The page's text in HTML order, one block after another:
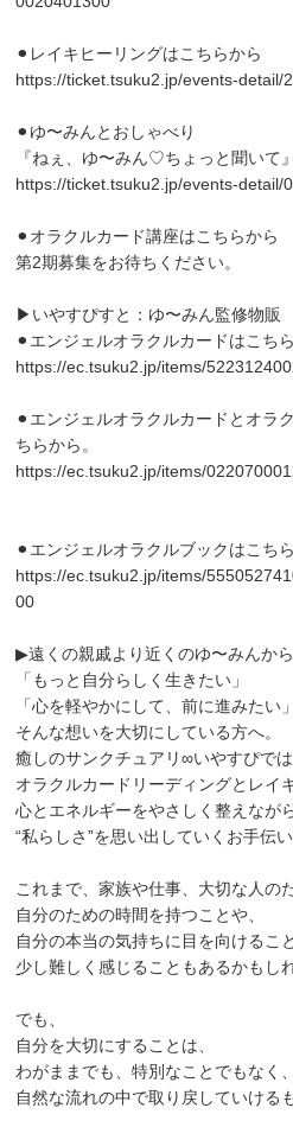
⚫︎レイキヒーリングはこちらから
https://ticket.tsuku2.jp/events-detail/
⚫︎ゆ〜みんとおしゃべり
『ねぇ、ゆ〜みん♡ちょっと聞いて
https://ticket.tsuku2.jp/events-detail/
⚫︎オラクルカード講座はこちらから
第2期募集をお待ちください。
▶︎いやすぴすと：ゆ〜みん監修物販
⚫︎エンジェルオラクルカードはこちら
https://ec.tsuku2.jp/items/
⚫︎エンジェルオラクルカードとオラ
ちらから。
https://ec.tsuku2.jp/items/
⚫︎エンジェルオラクルブックはこちら
https://ec.tsuku2.jp/items/
00
▶︎遠くの親戚より近くのゆ〜みんか
「もっと自分らしく生きたい」
「心を軽やかにして、前に進みたい」
そんな想いを大切にしている方へ。
癒しのサンクチュアリ∞いやすぴでは
オラクルカードリーディングとレイ
心とエネルギーをやさしく整えながら
“私らしさ”を思い出していくお手伝
これまで、家族や仕事、大切な人の
自分のための時間を持つことや、
自分の本当の気持ちに目を向けるこ
少し難しく感じることもあるかもし
でも、
自分を大切にすることは、
わがままでも、特別なことでもなく、
自然な流れの中で取り戻していける